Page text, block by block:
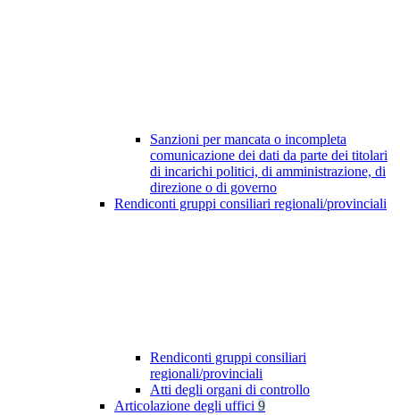
Sanzioni per mancata o incompleta
comunicazione dei dati da parte dei titolari
di incarichi politici, di amministrazione, di
direzione o di governo
Rendiconti gruppi consiliari regionali/provinciali
Rendiconti gruppi consiliari
regionali/provinciali
Atti degli organi di controllo
Articolazione degli uffici 9